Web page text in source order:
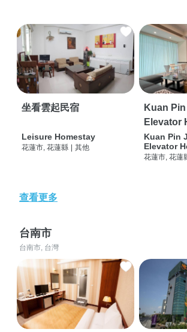
坐看雲起民宿
Leisure Homestay
花蓮市, 花蓮縣 其他
Kuan
Elevator
Kuan Pin
Elevator
花蓮市, 花蓮
查看更多
台南市
台南市, 台灣